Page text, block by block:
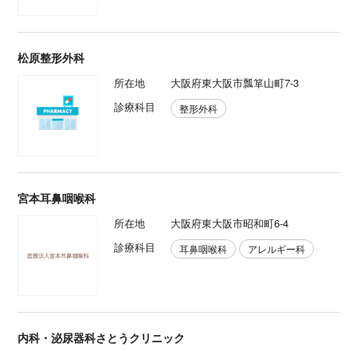
松原整形外科
所在地
大阪府東大阪市瓢箪山町7-3
診療科目
整形外科
宮本耳鼻咽喉科
所在地
大阪府東大阪市昭和町6-4
診療科目
耳鼻咽喉科 アレルギー科
内科・泌尿器科さとうクリニック